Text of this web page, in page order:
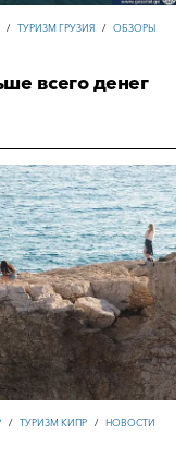
/ ТУРИЗМ ГРУЗИЯ / ОБЗОРЫ
всего денег
/ ТУРИЗМ КИПР / НОВОСТИ